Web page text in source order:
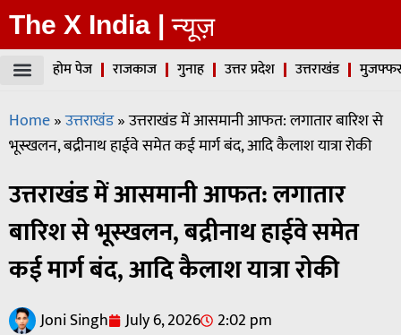
The X India | न्यूज़
होम पेज राजकाज गुनाह उत्तर प्रदेश उत्तराखंड
Home»उत्तराखंड»उत्तराखंड में आसमानी आफत: लगातार बारिश से
भूस्खलन, बद्रीनाथ हाईवे समेत कई मार्ग बंद, आदि कैलाश यात्रा रोकी
उत्तराखंड में आसमानी आफत: लगातार
बारिश से भूस्खलन, बद्रीनाथ हाईवे समेत
कई मार्ग बंद, आदि कैलाश यात्रा रोकी
Joni Singh July 6, 2026 2:02 pm